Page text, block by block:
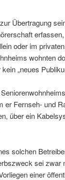
Übertragung
oder im
wohnten
„neues
er Fernseh- und
über ein
solchen
sei zwar
einer